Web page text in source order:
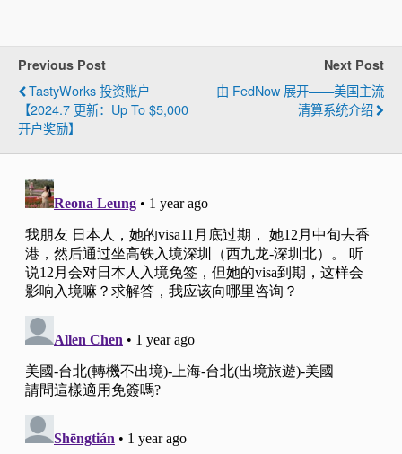
Previous Post
TastyWorks 投资账户
【2024.7 更新：up To $5,000
开户奖励】
Next Post
由 FedNow 展开——美国主流
清算系统介绍